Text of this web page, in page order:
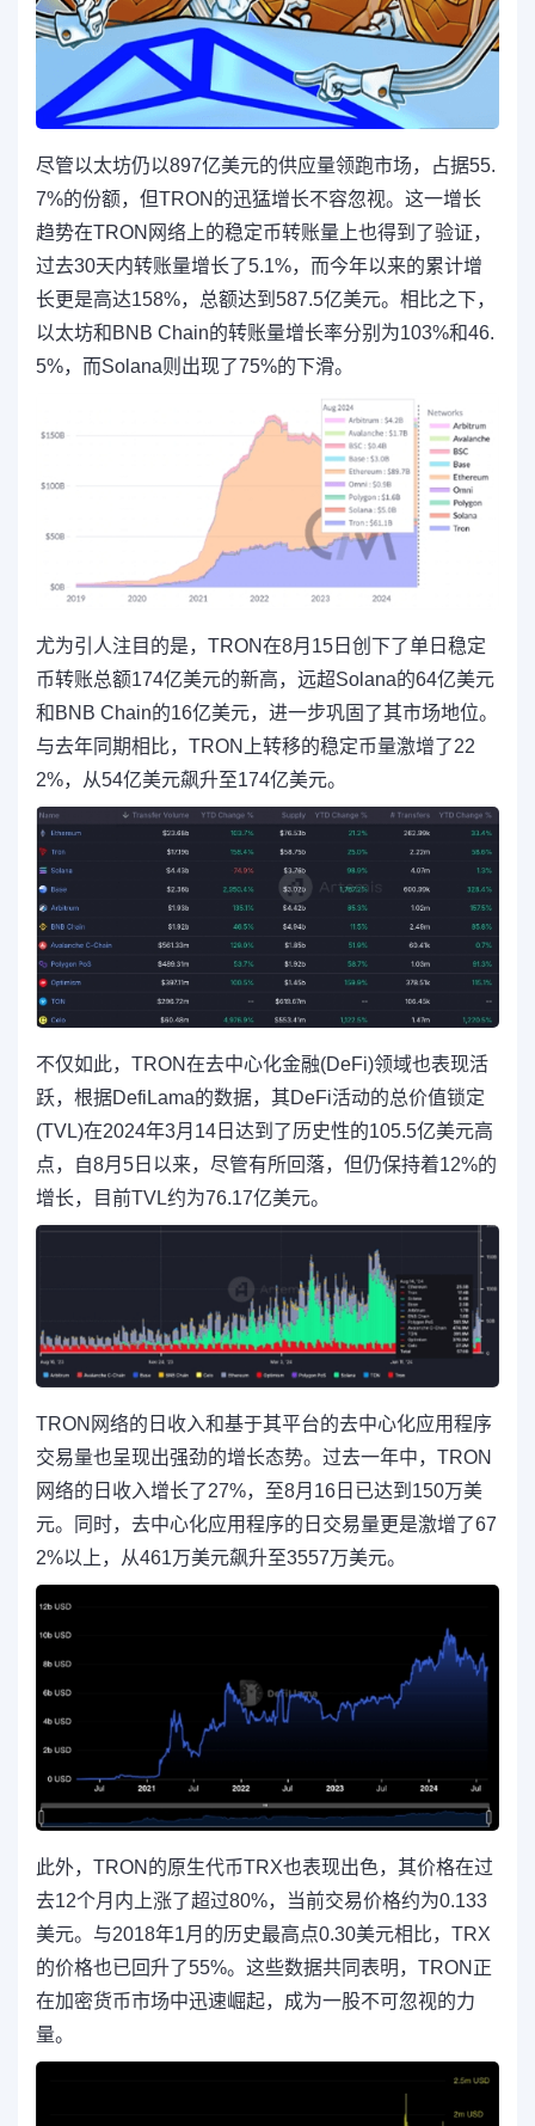
尽管以太坊仍以897亿美元的供应量领跑市场，占据55.
7%的份额，但TRON的迅猛增长不容忽视。这一增长
趋势在TRON网络上的稳定币转账量上也得到了验证，
过去30天内转账量增长了5.1%，而今年以来的累计增
长更是高达158%，总额达到587.5亿美元。相比之下，
以太坊和BNB Chain的转账量增长率分别为103%和46.
5%，而Solana则出现了75%的下滑。
尤为引人注目的是，TRON在8月15日创下了单日稳定
币转账总额174亿美元的新高，远超Solana的64亿美元
和BNB Chain的16亿美元，进一步巩固了其市场地位。
与去年同期相比，TRON上转移的稳定币量激增了22
2%，从54亿美元飙升至174亿美元。
不仅如此，TRON在去中心化金融(DeFi)领域也表现活
跃，根据DefiLama的数据，其DeFi活动的总价值锁定
(TVL)在2024年3月14日达到了历史性的105.5亿美元高
点，自8月5日以来，尽管有所回落，但仍保持着12%的
增长，目前TVL约为76.17亿美元。
TRON网络的日收入和基于其平台的去中心化应用程序
交易量也呈现出强劲的增长态势。过去一年中，TRON
网络的日收入增长了27%，至8月16日已达到150万美
元。同时，去中心化应用程序的日交易量更是激增了67
2%以上，从461万美元飙升至3557万美元。
此外，TRON的原生代币TRX也表现出色，其价格在过
去12个月内上涨了超过80%，当前交易价格约为0.133
美元。与2018年1月的历史最高点0.30美元相比，TRX
的价格也已回升了55%。这些数据共同表明，TRON正
在加密货币市场中迅速崛起，成为一股不可忽视的力
量。